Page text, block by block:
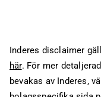
Inderes disclaimer
här. För mer
bevakas av Inderes,